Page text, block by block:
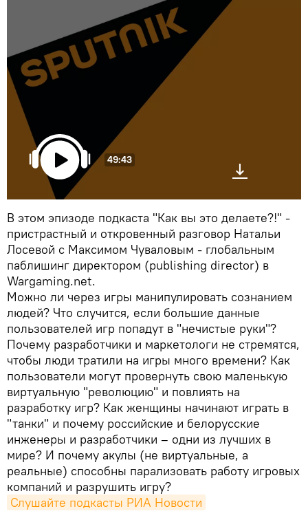
49:43
В этом эпизоде подкаста "Как вы это делаете?!" -
пристрастный и откровенный разговор Натальи
Лосевой с Максимом Чуваловым - глобальным
паблишинг директором (publishing director) в
Wargaming.net.
Можно ли через игры манипулировать сознанием
людей? Что случится, если большие данные
пользователей игр попадут в "нечистые руки"?
Почему разработчики и маркетологи не стремятся,
чтобы люди тратили на игры много времени? Как
пользователи могут провернуть свою маленькую
виртуальную "революцию" и повлиять на
разработку игр? Как женщины начинают играть в
"танки" и почему российские и белорусские
инженеры и разработчики – одни из лучших в
мире? И почему акулы (не виртуальные, а
реальные) способны парализовать работу игровых
компаний и разрушить игру?
Слушайте подкасты РИА Новости